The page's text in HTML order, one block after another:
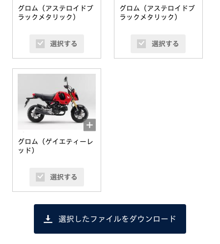
グロム（アステロイドブ
ラックメタリック）
選択する
グロム（アステロイドブ
ラックメタリック）
選択する
グロム（ゲイエティーレ
ッド）
選択する
選択したファイルをダウンロード